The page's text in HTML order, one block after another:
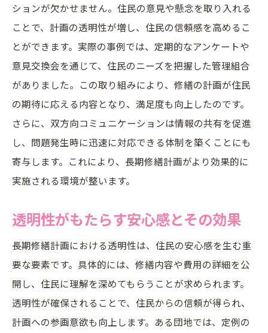
ションが欠かせません。住民の意見や懸念を取り入れる
ことで、計画の透明性が増し、住民の信頼感を高めるこ
とができます。実際の事例では、定期的なアンケートや
意見交換会を通じて、住民のニーズを把握した管理組合
がありました。この取り組みにより、修繕の計画が住民
の期待に応える内容となり、満足度も向上したのです。
さらに、双方向コミュニケーションは情報の共有を促進
し、問題発生時に迅速に対応できる体制を築くことにも
寄与します。これにより、長期修繕計画がより効果的に
実施される環境が整います。
透明性がもたらす安心感とその効果
長期修繕計画における透明性は、住民の安心感を生む重
要な要素です。具体的には、修繕内容や費用の詳細を公
開し、住民に理解を深めてもらうことが求められます。
透明性が確保されることで、住民からの信頼が得られ、
計画への参画意欲も向上します。ある団地では、定例の